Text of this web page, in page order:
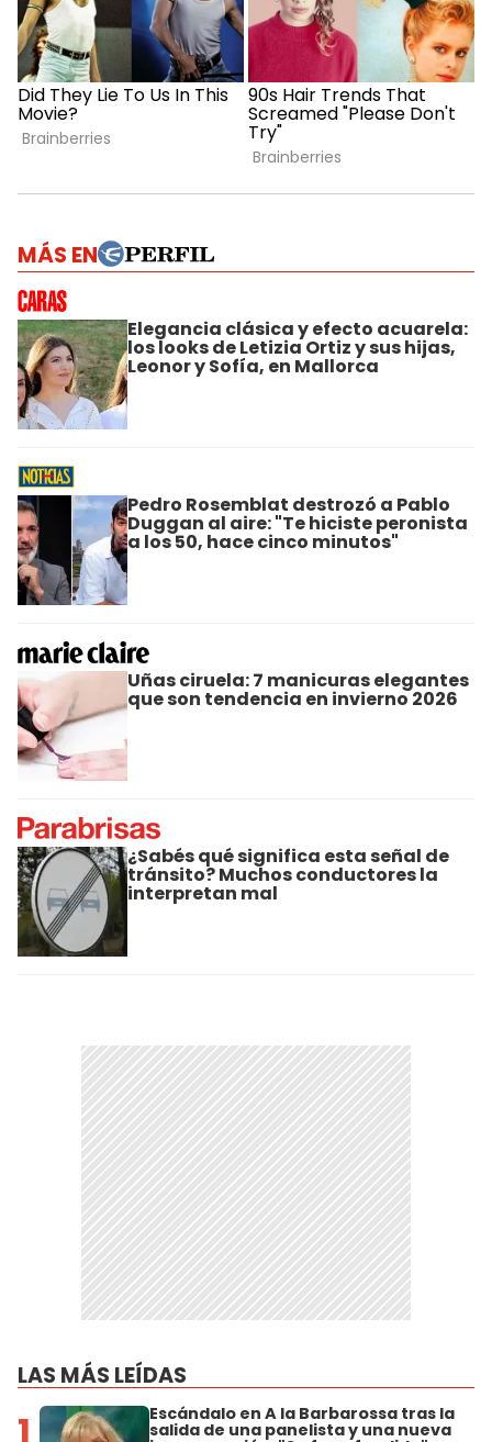
MÁS EN
Elegancia clásica y efecto acuarela:
los looks de Letizia Ortiz y sus hijas,
Leonor y Sofía, en Mallorca
Pedro Rosemblat destrozó a Pablo
Duggan al aire: "Te hiciste peronista
a los 50, hace cinco minutos"
Uñas ciruela: 7 manicuras elegantes
que son tendencia en invierno 2026
¿Sabés qué significa esta señal de
tránsito? Muchos conductores la
interpretan mal
LAS MÁS LEÍDAS
1 Escándalo en A la Barbarossa tras la
salida de una panelista y una nueva